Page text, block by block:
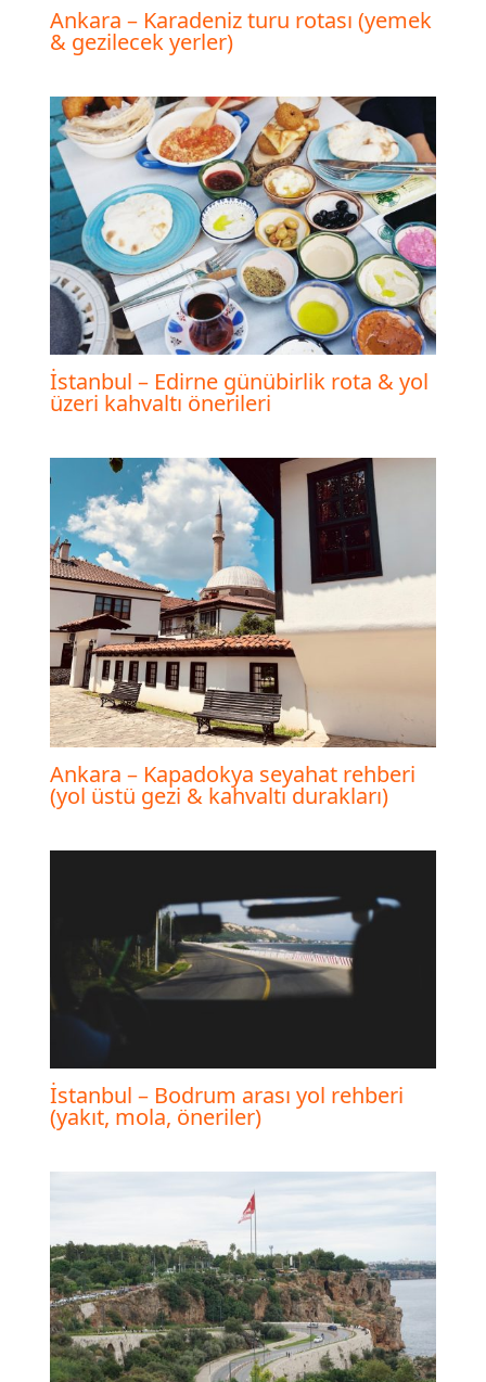
Ankara – Karadeniz turu rotası (yemek
& gezilecek yerler)
İstanbul – Edirne günübirlik rota & yol
üzeri kahvaltı önerileri
Ankara – Kapadokya seyahat rehberi
(yol üstü gezi & kahvaltı durakları)
İstanbul – Bodrum arası yol rehberi
(yakıt, mola, öneriler)